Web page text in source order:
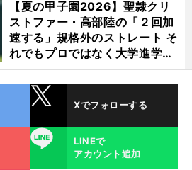
【夏の甲子園2026】聖隷クリ
ストファー・高部陸の「２回加
速する」規格外のストレート そ
れでもプロではなく大学進学を
選ぶ理由
Xでフォローする
LINE
LINEで
アカウント追加